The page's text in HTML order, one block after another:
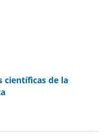
científicas de la